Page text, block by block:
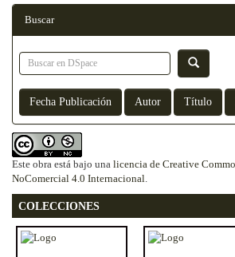
Buscar
Este obra está bajo una licencia de Creative
NoComercial 4.0 Internacional.
COLECCIONES